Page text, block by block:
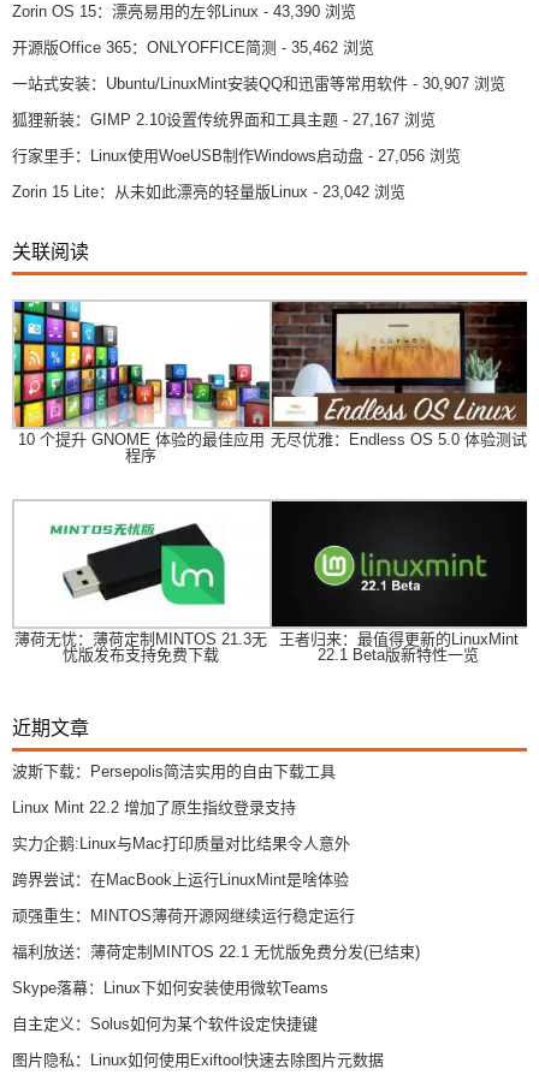
Zorin OS 15：漂亮易用的左邻Linux - 43,390 浏览
开源版Office 365：ONLYOFFICE简测 - 35,462 浏览
一站式安装：Ubuntu/LinuxMint安装QQ和迅雷等常用软件 - 30,907 浏览
狐狸新装：GIMP 2.10设置传统界面和工具主题 - 27,167 浏览
行家里手：Linux使用WoeUSB制作Windows启动盘 - 27,056 浏览
Zorin 15 Lite：从未如此漂亮的轻量版Linux - 23,042 浏览
关联阅读
10 个提升 GNOME 体验的最佳应用
程序
无尽优雅：Endless OS 5.0 体验测试
薄荷无忧：薄荷定制MINTOS 21.3无
忧版发布支持免费下载
王者归来：最值得更新的LinuxMint
22.1 Beta版新特性一览
近期文章
波斯下载：Persepolis简洁实用的自由下载工具
Linux Mint 22.2 增加了原生指纹登录支持
实力企鹅:Linux与Mac打印质量对比结果令人意外
跨界尝试：在MacBook上运行LinuxMint是啥体验
顽强重生：MINTOS薄荷开源网继续运行稳定运行
福利放送：薄荷定制MINTOS 22.1 无忧版免费分发(已结束)
Skype落幕：Linux下如何安装使用微软Teams
自主定义：Solus如何为某个软件设定快捷键
图片隐私：Linux如何使用Exiftool快速去除图片元数据